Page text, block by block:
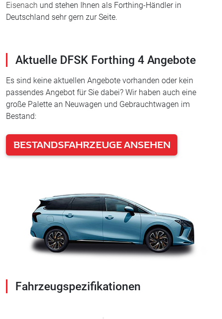
Eisenach und stehen Ihnen als Forthing-Händler in
Deutschland sehr gern zur Seite.
Aktuelle DFSK Forthing 4 Angebote
Es sind keine aktuellen Angebote vorhanden oder kein
passendes Angebot für Sie dabei? Wir haben auch eine
große Palette an Neuwagen und Gebrauchtwagen im
Bestand:
BESTANDSFAHRZEUGE ANSEHEN
Fahrzeugspezifikationen